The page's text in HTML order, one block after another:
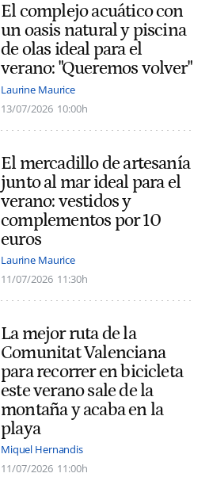
El complejo acuático con
un oasis natural y piscina
de olas ideal para el
verano: "Queremos volver"
Laurine Maurice
13/07/2026 10:00h
El mercadillo de artesanía
junto al mar ideal para el
verano: vestidos y
complementos por 10
euros
Laurine Maurice
11/07/2026 11:30h
La mejor ruta de la
Comunitat Valenciana
para recorrer en bicicleta
este verano sale de la
montaña y acaba en la
playa
Miquel Hernandis
11/07/2026 11:00h